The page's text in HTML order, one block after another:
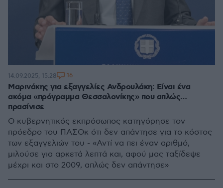
Μαρινάκης για εξαγγελίες Ανδρουλάκη: Είναι ένα
ακόμα «πρόγραμμα Θεσσαλονίκης» που απλώς…
πρασίνισε
Ο κυβερνητικός εκπρόσωπος κατηγόρησε τον
πρόεδρο του ΠΑΣΟκ ότι δεν απάντησε για το κόστος
των εξαγγελιών του - «Αντί να πει έναν αριθμό,
μιλούσε για αρκετά λεπτά και, αφού μας ταξίδεψε
μέχρι και στο 2009, απλώς δεν απάντησε»
14.09.2025, 15:28 16